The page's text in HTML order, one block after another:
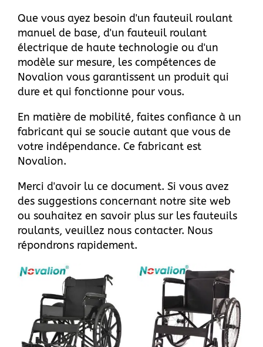
Que vous ayez besoin d'un fauteuil roulant
manuel de base, d'un fauteuil roulant
électrique de haute technologie ou d'un
modèle sur mesure, les compétences de
Novalion vous garantissent un produit qui
dure et qui fonctionne pour vous.
En matière de mobilité, faites confiance à un
fabricant qui se soucie autant que vous de
votre indépendance. Ce fabricant est
Novalion.
Merci d'avoir lu ce document. Si vous avez
des suggestions concernant notre site web
ou souhaitez en savoir plus sur les fauteuils
roulants, veuillez nous contacter. Nous
répondrons rapidement.